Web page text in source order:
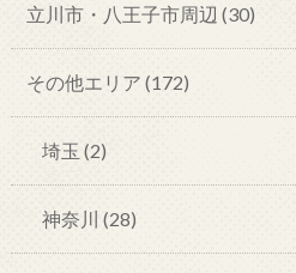
立川市・八王子市周辺 (30)
その他エリア (172)
埼玉 (2)
神奈川 (28)